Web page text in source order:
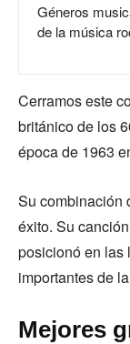
Géneros
de la música
Cerramos este
británico de los
época de 1963
Su combinación
éxito. Su
posicionó en las
importantes de
Mejores